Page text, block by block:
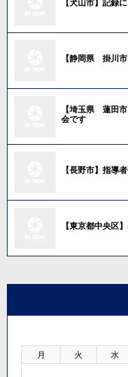
【犬山市】記録
【静岡県 掛川
【埼玉県 蓮田
会です
【長野市】指導
【東京都中央区
月 火 水